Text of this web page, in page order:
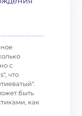
с
что
быть
как